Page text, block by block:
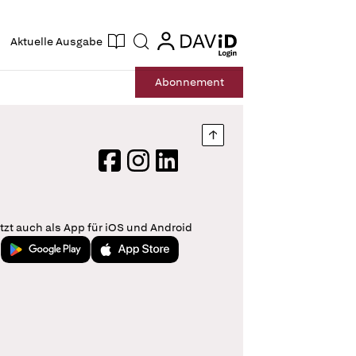
Aktuelle Ausgabe Suche login
login
Abonnement
Nach oben springen
FacebookInstagram
LinkedIn
auch als App für iOS und Android
Jetzt bei Google PlayLaden im App Store